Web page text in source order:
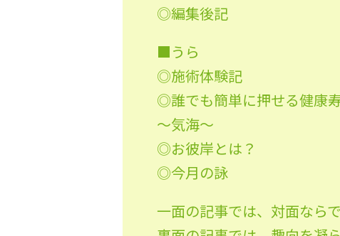
◎編集後記
■うら
◎施術体験記
◎誰でも簡単に押せる健康
～気海～
◎お彼岸とは？
◎今月の詠
一面の記事では、対面なら